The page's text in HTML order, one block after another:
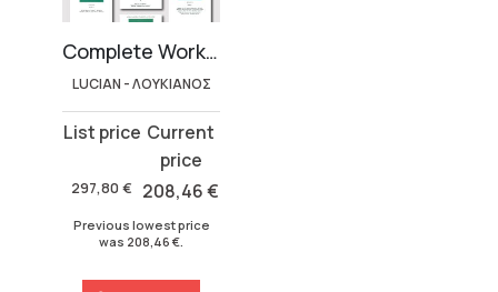
Complete Works – Lucian (17 volumes)
LUCIAN - ΛΟΥΚΙΑΝΟΣ
297,80 €
Original
was:
208,46€
Current
is:
Previous lowest price
was 208,46 €